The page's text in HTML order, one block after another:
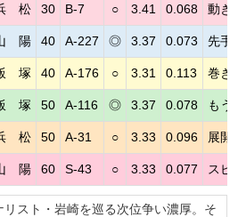
松 30 B-7 ○ 3.41 0.068 動き
陽 40 A-227 ◎ 3.37 0.073 先手
塚 40 A-176 ○ 3.31 0.113 巻き
塚 50 A-116 ◎ 3.37 0.078 もう
松 50 A-31 ○ 3.33 0.096 展開
陽 60 S-43 ○ 3.33 0.077 スピ
スト・岩崎を巡る次位争い濃厚。そ